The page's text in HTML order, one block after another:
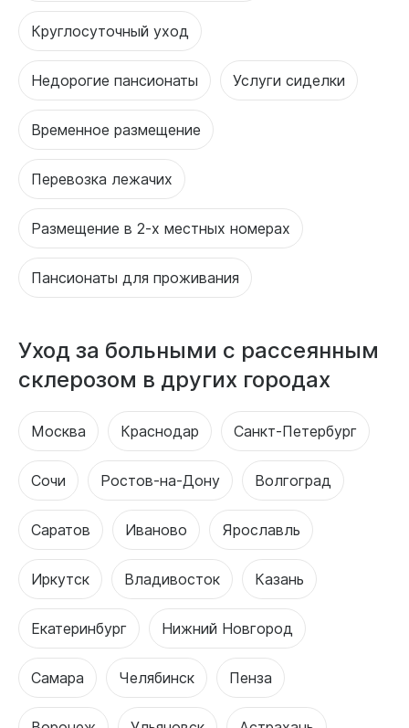
Круглосуточный уход
Недорогие пансионаты Услуги сиделки
Временное размещение
Перевозка лежачих
Размещение в 2-х местных номерах
Пансионаты для проживания
Уход за больными с рассеянным
склерозом в других городах
Москва Краснодар Санкт-Петербург
Сочи Ростов-на-Дону Волгоград
Саратов Иваново Ярославль
Иркутск Владивосток Казань
Екатеринбург Нижний Новгород
Самара Челябинск Пенза